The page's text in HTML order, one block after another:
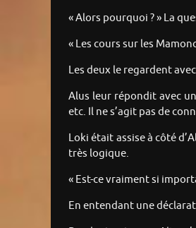
« Alors pourquoi ? » La
« Les cours sur les
Les deux le regardent
Alus leur répondit avec
etc. Il ne s’agit pas de
Loki était assise à côté
très logique.
« Est-ce vraiment si
En entendant une